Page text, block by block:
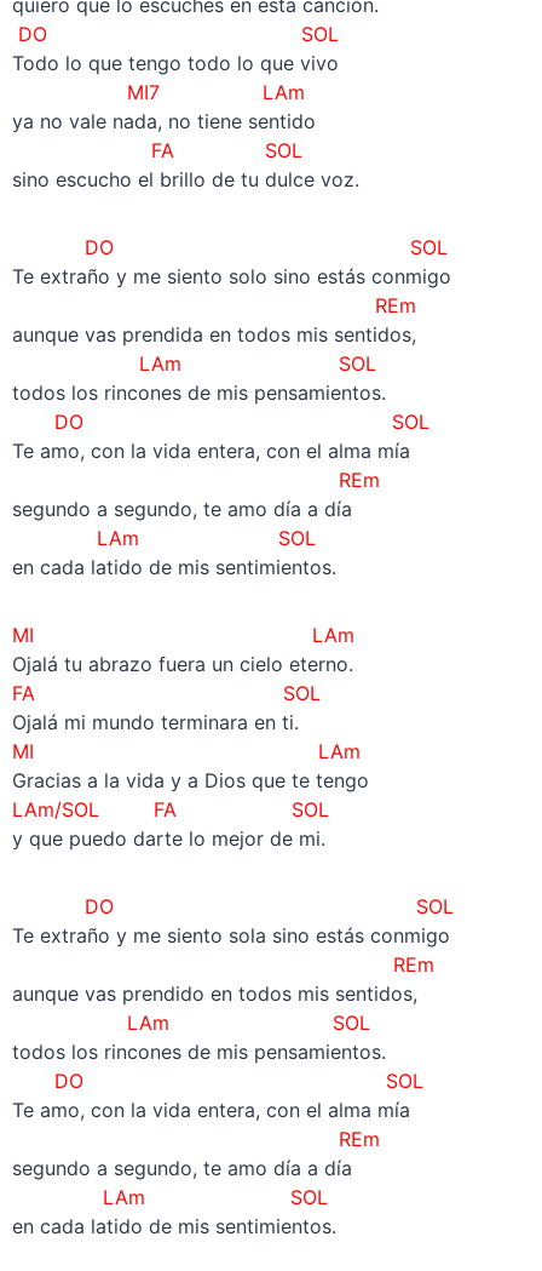
DO SOL
Todo lo que tengo todo lo que vivo
MI7 LAm
ya no vale nada, no tiene sentido
FA SOL
sino escucho el brillo de tu dulce voz.
DO SOL
Te extraño y me siento solo sino estás conmigo
REm
aunque vas prendida en todos mis sentidos,
LAm SOL
todos los rincones de mis pensamientos.
DO SOL
Te amo, con la vida entera, con el alma mía
REm
segundo a segundo, te amo día a día
LAm SOL
en cada latido de mis sentimientos.
MI LAm
Ojalá tu abrazo fuera un cielo eterno.
FA SOL
Ojalá mi mundo terminara en ti.
MI LAm
Gracias a la vida y a Dios que te tengo
LAm/SOL FA SOL
y que puedo darte lo mejor de mi.
DO SOL
Te extraño y me siento sola sino estás conmigo
REm
aunque vas prendido en todos mis sentidos,
LAm SOL
todos los rincones de mis pensamientos.
DO SOL
Te amo, con la vida entera, con el alma mía
REm
segundo a segundo, te amo día a día
LAm SOL
en cada latido de mis sentimientos.